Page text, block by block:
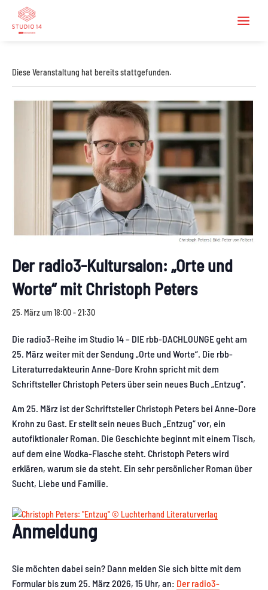
Diese Veranstaltung hat bereits stattgefunden.
Der radio3-Kultursalon: „Orte und
Worte“ mit Christoph Peters
25. März um 18:00-21:30
Die radio3-Reihe im Studio 14 – DIE rbb-DACHLOUNGE geht am
25. März weiter mit der Sendung „Orte und Worte“. Die rbb-
Literaturredakteurin Anne-Dore Krohn spricht mit dem
Schriftsteller Christoph Peters über sein neues Buch „Entzug“.
Am 25. März ist der Schriftsteller Christoph Peters bei Anne-Dore
Krohn zu Gast. Er stellt sein neues Buch „Entzug“ vor, ein
autofiktionaler Roman. Die Geschichte beginnt mit einem Tisch,
auf dem eine Wodka-Flasche steht. Christoph Peters wird
erklären, warum sie da steht. Ein sehr persönlicher Roman über
Sucht, Liebe und Familie.
Anmeldung
Sie möchten dabei sein? Dann melden Sie sich bitte mit dem
Formular bis zum 25. März 2026, 15 Uhr, an: Der radio3-